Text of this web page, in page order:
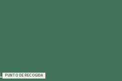
PUNTO DE RECOGIDA